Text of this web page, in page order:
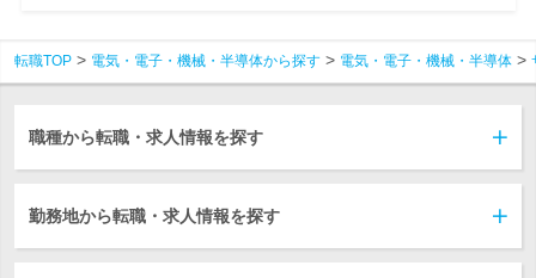
転職TOP 電気・電子・機械・半導体から探す 電気・電子・機械・半導体
職種から転職・求人情報を探す
勤務地から転職・求人情報を探す